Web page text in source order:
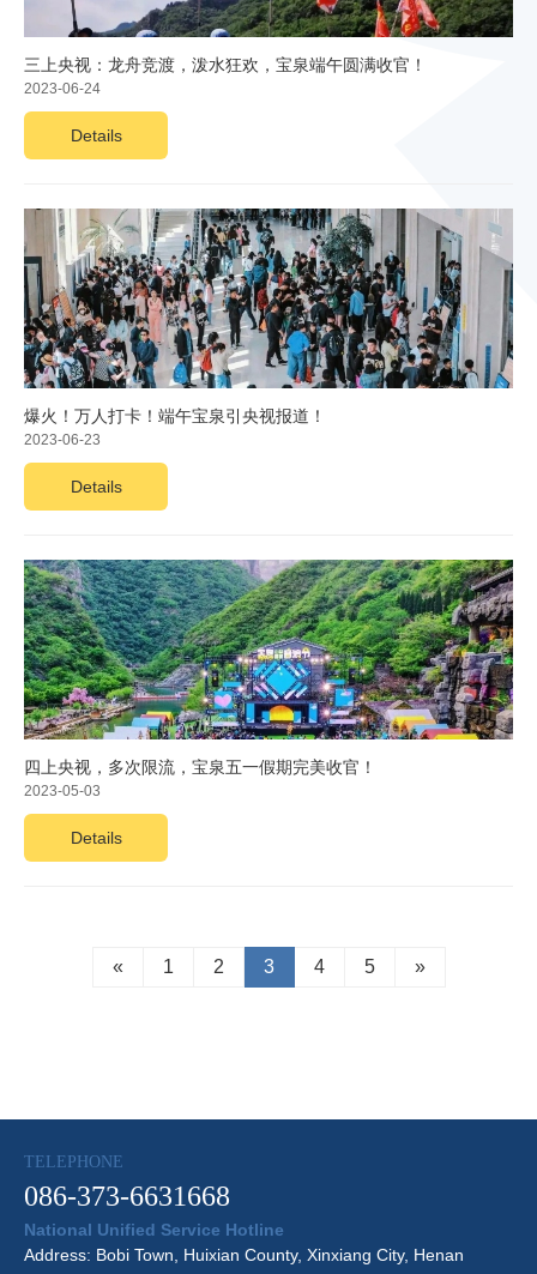
三上央视：龙舟竞渡，泼水狂欢，宝泉端午圆满收官！
2023-06-24
Details
爆火！万人打卡！端午宝泉引央视报道！
2023-06-23
Details
四上央视，多次限流，宝泉五一假期完美收官！
2023-05-03
Details
« 1 2 3 4 5 »
TELEPHONE
086-373-6631668
National Unified Service Hotline
Address: Bobi Town, Huixian County, Xinxiang City, Henan